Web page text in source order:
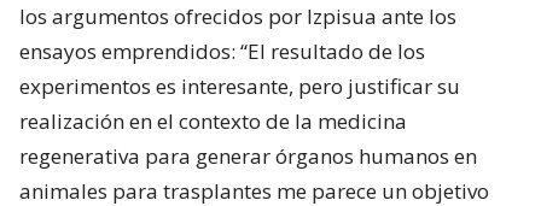
los argumentos ofrecidos por Izpisua ante los
ensayos emprendidos: “El resultado de los
experimentos es interesante, pero justificar su
realización en el contexto de la medicina
regenerativa para generar órganos humanos en
animales para trasplantes me parece un objetivo